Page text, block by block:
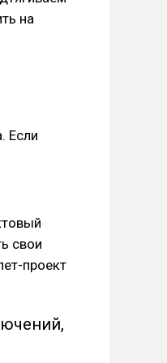
на
Если
свои
проект